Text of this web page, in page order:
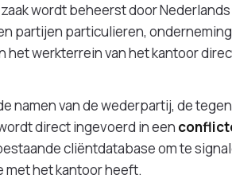
wordt beheerst door
partijen particulieren,
werkterrein van het kantoor
namen van de wederpartij, de
direct ingevoerd in een
cliëntdatabase om te
met het kantoor heeft.